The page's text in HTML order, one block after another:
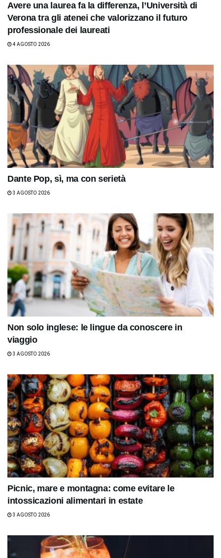
Avere una laurea fa la differenza, l’Università di
Verona tra gli atenei che valorizzano il futuro
professionale dei laureati
4 AGOSTO 2026
Dante Pop, sì, ma con serietà
3 AGOSTO 2026
Non solo inglese: le lingue da conoscere in
viaggio
3 AGOSTO 2026
Picnic, mare e montagna: come evitare le
intossicazioni alimentari in estate
3 AGOSTO 2026